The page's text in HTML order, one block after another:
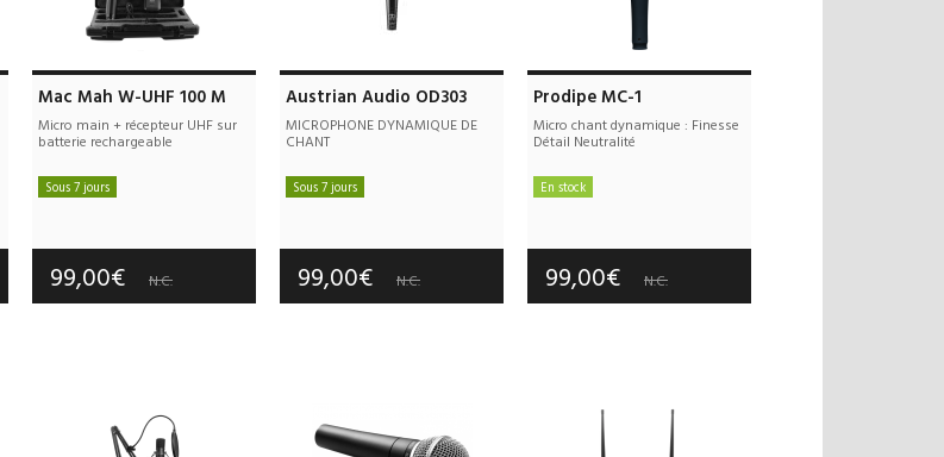
Mac Mah W-UHF 100 M
Micro main + récepteur UHF sur
batterie rechargeable
Sous 7 jours
Garantie :2 an(s)
99,00€ N.C.
Austrian Audio OD303
MICROPHONE DYNAMIQUE DE
CHANT
Sous 7 jours
Garantie :2 an(s)
99,00€ N.C.
Prodipe MC-1
Micro chant dynamique : Finesse
Détail Neutralité
En stock
Garantie :3 an(s)
99,00€ N.C.